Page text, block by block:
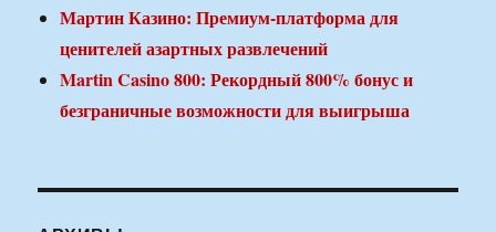
Мартин Казино: Премиум-платформа для
ценителей азартных развлечений
Martin Casino 800: Рекордный 800% бонус и
безграничные возможности для выигрыша